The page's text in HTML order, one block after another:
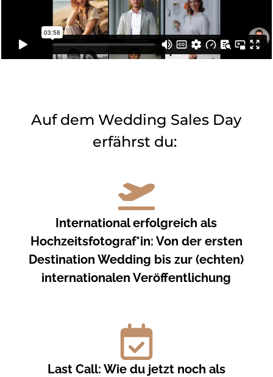
Auf dem Wedding Sales Day
erfährst du:
International erfolgreich als
Hochzeitsfotograf*in: Von der ersten
Destination Wedding bis zur (echten)
internationalen Veröffentlichung
Last Call: Wie du jetzt noch als